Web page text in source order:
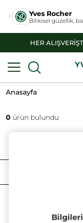
Yves Rocher
Bitkisel güzellik,
HER
Anasayfa
0 ürün bulundu